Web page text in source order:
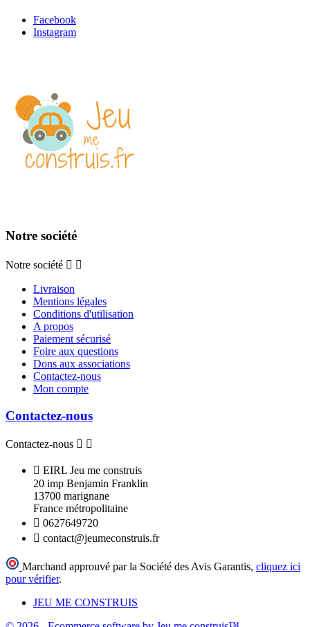
Facebook
Instagram
Notre société
Notre société  
Livraison
Mentions légales
Conditions d'utilisation
A propos
Paiement sécurisé
Foire aux questions
Dons aux associations
Contactez-nous
Mon compte
Contactez-nous
Contactez-nous  
 EIRL Jeu me construis
20 imp Benjamin Franklin
13700 marignane
France métropolitaine
 0627649720
 contact@jeumeconstruis.fr
Marchand approuvé par la Société des Avis Garantis, cliquez ici
pour vérifier.
JEU ME CONSTRUIS